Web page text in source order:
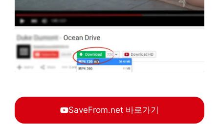
SaveFrom.net 바로가기